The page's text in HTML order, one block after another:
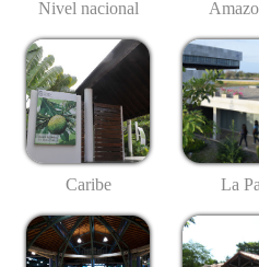
Nivel nacional
Caribe La